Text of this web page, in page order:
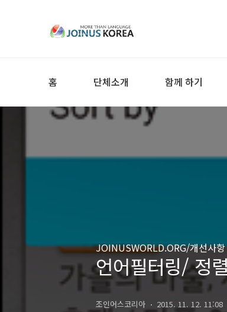
홈 단체소개 함께 하기
JOINUSWORLD.ORG/개선사
언어필터링/
조인어스코리아 2015. 11. 12. 11:08